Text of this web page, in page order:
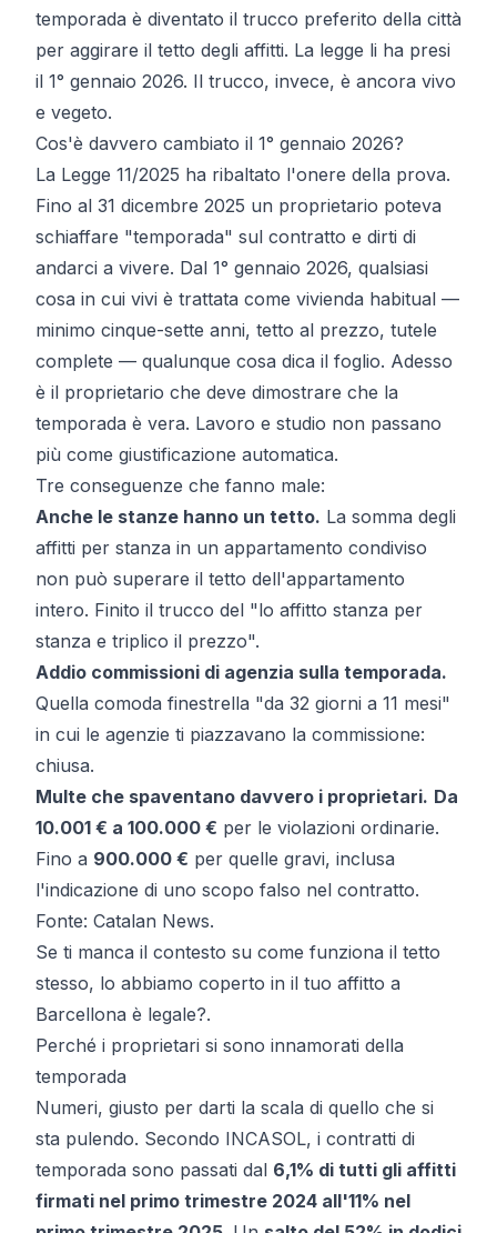
temporada è diventato il trucco preferito della città
per aggirare il tetto degli affitti. La legge li ha presi
il 1° gennaio 2026. Il trucco, invece, è ancora vivo
e vegeto.
Cos'è davvero cambiato il 1° gennaio 2026?
La Legge 11/2025 ha ribaltato l'onere della prova.
Fino al 31 dicembre 2025 un proprietario poteva
schiaffare "temporada" sul contratto e dirti di
andarci a vivere. Dal 1° gennaio 2026, qualsiasi
cosa in cui vivi è trattata come vivienda habitual —
minimo cinque-sette anni, tetto al prezzo, tutele
complete — qualunque cosa dica il foglio. Adesso
è il proprietario che deve dimostrare che la
temporada è vera. Lavoro e studio non passano
più come giustificazione automatica.
Tre conseguenze che fanno male:
Anche le stanze hanno un tetto. La somma degli
affitti per stanza in un appartamento condiviso
non può superare il tetto dell'appartamento
intero. Finito il trucco del "lo affitto stanza per
stanza e triplico il prezzo".
Addio commissioni di agenzia sulla temporada.
Quella comoda finestrella "da 32 giorni a 11 mesi"
in cui le agenzie ti piazzavano la commissione:
chiusa.
Multe che spaventano davvero i proprietari. Da
10.001 € a 100.000 € per le violazioni ordinarie.
Fino a 900.000 € per quelle gravi, inclusa
l'indicazione di uno scopo falso nel contratto.
Fonte: Catalan News.
Se ti manca il contesto su come funziona il tetto
stesso, lo abbiamo coperto in il tuo affitto a
Barcellona è legale?.
Perché i proprietari si sono innamorati della
temporada
Numeri, giusto per darti la scala di quello che si
sta pulendo. Secondo INCASOL, i contratti di
temporada sono passati dal 6,1% di tutti gli affitti
firmati nel primo trimestre 2024 all'11% nel